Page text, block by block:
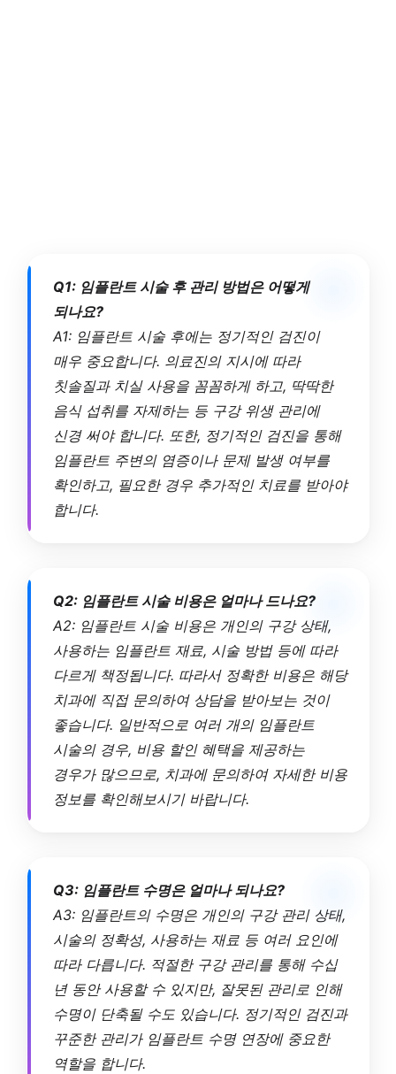
Q1: 임플란트 시술 후 관리 방법은 어떻게
되나요?
A1: 임플란트 시술 후에는 정기적인 검진이
매우 중요합니다. 의료진의 지시에 따라
칫솔질과 치실 사용을 꼼꼼하게 하고, 딱딱한
음식 섭취를 자제하는 등 구강 위생 관리에
신경 써야 합니다. 또한, 정기적인 검진을 통해
임플란트 주변의 염증이나 문제 발생 여부를
확인하고, 필요한 경우 추가적인 치료를 받아야
합니다.
Q2: 임플란트 시술 비용은 얼마나 드나요?
A2: 임플란트 시술 비용은 개인의 구강 상태,
사용하는 임플란트 재료, 시술 방법 등에 따라
다르게 책정됩니다. 따라서 정확한 비용은 해당
치과에 직접 문의하여 상담을 받아보는 것이
좋습니다. 일반적으로 여러 개의 임플란트
시술의 경우, 비용 할인 혜택을 제공하는
경우가 많으므로, 치과에 문의하여 자세한 비용
정보를 확인해보시기 바랍니다.
Q3: 임플란트 수명은 얼마나 되나요?
A3: 임플란트의 수명은 개인의 구강 관리 상태,
시술의 정확성, 사용하는 재료 등 여러 요인에
따라 다릅니다. 적절한 구강 관리를 통해 수십
년 동안 사용할 수 있지만, 잘못된 관리로 인해
수명이 단축될 수도 있습니다. 정기적인 검진과
꾸준한 관리가 임플란트 수명 연장에 중요한
역할을 합니다.